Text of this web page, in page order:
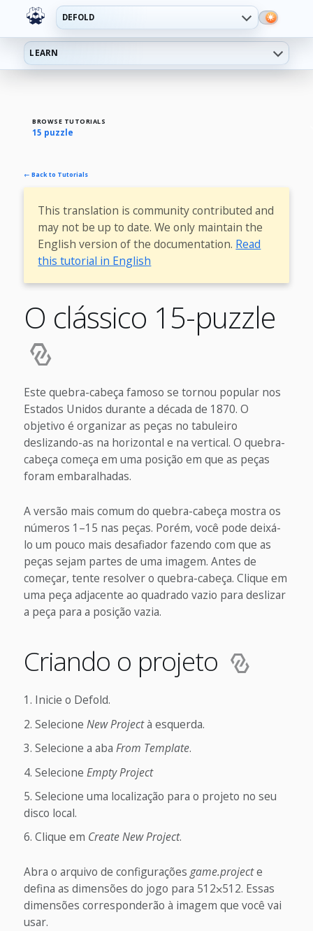
DEFOLD
LEARN
BROWSE TUTORIALS
15 puzzle
← Back to Tutorials
This translation is community contributed and
may not be up to date. We only maintain the
English version of the documentation. Read
this tutorial in English
O clássico 15-puzzle
Este quebra-cabeça famoso se tornou popular nos
Estados Unidos durante a década de 1870. O
objetivo é organizar as peças no tabuleiro
deslizando-as na horizontal e na vertical. O quebra-
cabeça começa em uma posição em que as peças
foram embaralhadas.
A versão mais comum do quebra-cabeça mostra os
números 1–15 nas peças. Porém, você pode deixá-
lo um pouco mais desafiador fazendo com que as
peças sejam partes de uma imagem. Antes de
começar, tente resolver o quebra-cabeça. Clique em
uma peça adjacente ao quadrado vazio para deslizar
a peça para a posição vazia.
Criando o projeto
Inicie o Defold.
Selecione New Projectà esquerda.
Selecione a aba From Template.
Selecione Empty Project
Selecione uma localização para o projeto no seu
disco local.
Clique em Create New Project.
Abra o arquivo de configurações game.projecte
defina as dimensões do jogo para 512⨉512. Essas
dimensões corresponderão à imagem que você vai
usar.